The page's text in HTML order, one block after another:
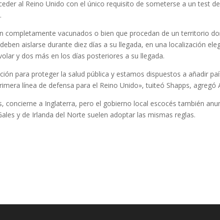
al Reino Unido con el único requisito de someterse a un test de
completamente vacunados o bien que procedan de un territorio
aislarse durante diez días a su llegada, en una localización
y dos más en los días posteriores a su llegada.
para proteger la salud pública y estamos dispuestos a añadir
línea de defensa para el Reino Unido», tuiteó Shapps, agregó
concierne a Inglaterra, pero el gobierno local escocés también
y de Irlanda del Norte suelen adoptar las mismas reglas.